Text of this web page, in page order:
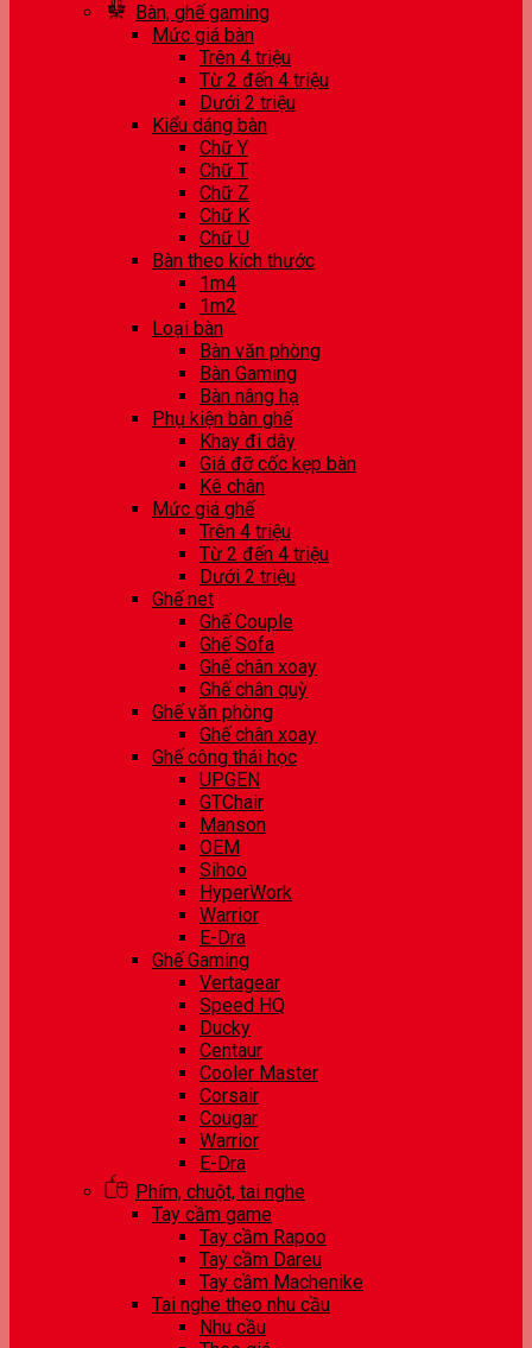
Bàn, ghế gaming
Mức giá bàn
Trên 4 triệu
Từ 2 đến 4 triệu
Dưới 2 triệu
Kiểu dáng bàn
Chữ Y
Chữ T
Chữ Z
Chữ K
Chữ U
Bàn theo kích thước
1m4
1m2
Loại bàn
Bàn văn phòng
Bàn Gaming
Bàn nâng hạ
Phụ kiện bàn ghế
Khay đi dây
Giá đỡ cốc kẹp bàn
Kê chân
Mức giá ghế
Trên 4 triệu
Từ 2 đến 4 triệu
Dưới 2 triệu
Ghế net
Ghế Couple
Ghế Sofa
Ghế chân xoay
Ghế chân quỳ
Ghế văn phòng
Ghế chân xoay
Ghế công thái học
UPGEN
GTChair
Manson
OEM
Sihoo
HyperWork
Warrior
E-Dra
Ghế Gaming
Vertagear
Speed HQ
Ducky
Centaur
Cooler Master
Corsair
Cougar
Warrior
E-Dra
Phím, chuột, tai nghe
Tay cầm game
Tay cầm Rapoo
Tay cầm Dareu
Tay cầm Machenike
Tai nghe theo nhu cầu
Nhu cầu